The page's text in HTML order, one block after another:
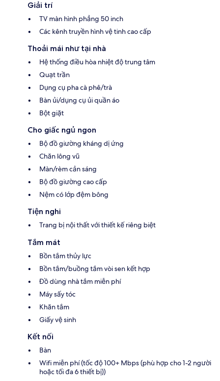
Giải trí
TV màn hình phẳng 50 inch
Các kênh truyền hình vệ tinh cao cấp
Thoải mái như tại nhà
Hệ thống điều hòa nhiệt độ trung tâm
Quạt trần
Dụng cụ pha cà phê/trà
Bàn ủi/dụng cụ ủi quần áo
Bột giặt
Cho giấc ngủ ngon
Bộ đồ giường kháng dị ứng
Chăn lông vũ
Màn/rèm cản sáng
Bộ đồ giường cao cấp
Nệm có lớp đệm bông
Tiện nghi
Trang bị nội thất với thiết kế riêng biệt
Tắm mát
Bồn tắm thủy lực
Bồn tắm/buồng tắm vòi sen kết hợp
Đồ dùng nhà tắm miễn phí
Máy sấy tóc
Khăn tắm
Giấy vệ sinh
Kết nối
Bàn
Wifi miễn phí (tốc độ 100+ Mbps (phù hợp cho 1-2 người
hoặc tối đa 6 thiết bị))